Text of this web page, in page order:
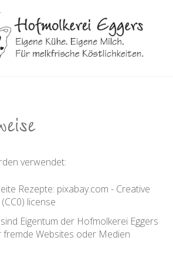
verwendet:
Rezepte: pixabay.com - Creative
license
Eigentum der Hofmolkerei Eggers
Websites oder Medien